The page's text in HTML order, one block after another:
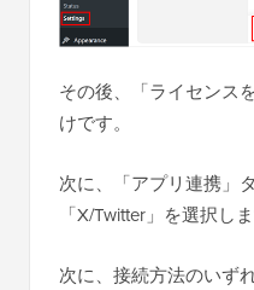
その後、「ライセンス
けです。
次に、「アプリ連携」
「X/Twitter」を選択しま
次に、接続方法のいず